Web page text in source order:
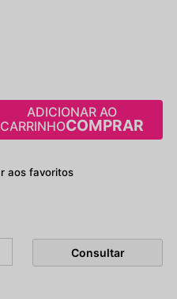
ADICIONAR AO
CARRINHO